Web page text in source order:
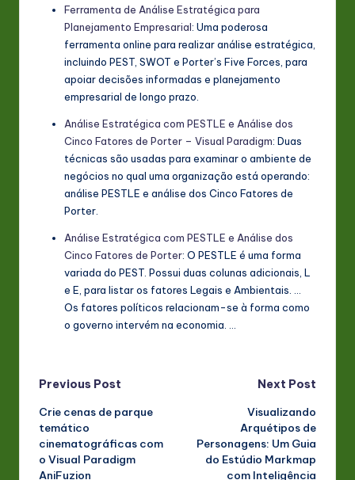
Ferramenta de Análise Estratégica para
Planejamento Empresarial: Uma poderosa
ferramenta online para realizar análise estratégica,
incluindo PEST, SWOT e Porter’s Five Forces, para
apoiar decisões informadas e planejamento
empresarial de longo prazo.
Análise Estratégica com PESTLE e Análise dos
Cinco Fatores de Porter – Visual Paradigm: Duas
técnicas são usadas para examinar o ambiente de
negócios no qual uma organização está operando:
análise PESTLE e análise dos Cinco Fatores de
Porter.
Análise Estratégica com PESTLE e Análise dos
Cinco Fatores de Porter: O PESTLE é uma forma
variada do PEST. Possui duas colunas adicionais, L
e E, para listar os fatores Legais e Ambientais. …
Os fatores políticos relacionam-se à forma como
o governo intervém na economia. …
Post
navigation
Previous Post
Crie cenas de parque
temático
cinematográficas com
o Visual Paradigm
AniFuzion
Next Post
Visualizando
Arquétipos de
Personagens: Um Guia
do Estúdio Markmap
com Inteligência